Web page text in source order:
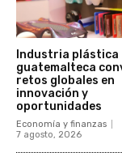
Industria plástica
guatemalteca
retos globales en
innovación y
oportunidades
Economía y finanzas
7 agosto, 2026